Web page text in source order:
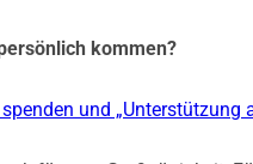
kommen?
und „Unterstützung